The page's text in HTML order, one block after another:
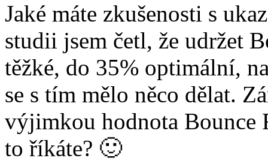
Jaké máte zkušenosti s
studii jsem četl, že udržet
těžké, do 35% optimální,
se s tím mělo něco dělat.
výjimkou hodnota Bounce
to říkáte? 🙂